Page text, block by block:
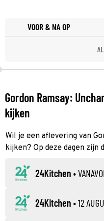
VOOR & NA OP
Gordon Ramsay:
kijken
Wil je een aflevering van
kijken? Op deze dagen zijn
24Kitchen •
24Kitchen •12